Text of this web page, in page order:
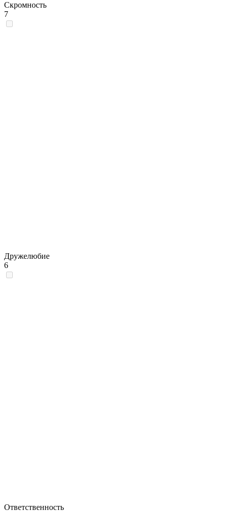
Скромность
7
Дружелюбие
6
Ответственность